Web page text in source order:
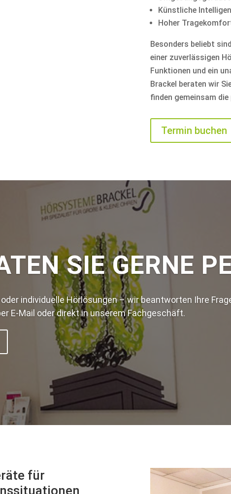
Künstliche
Hoher
Besonders beliebt
einer zuverlässigen
Funktionen und ein
Brackel beraten wir
finden gemeinsam
Termin buchen
SIE GERNE
individuelle Hörlösungen – wir beantworten Ihre
E-Mail oder direkt in unserem Fachgeschäft.
für